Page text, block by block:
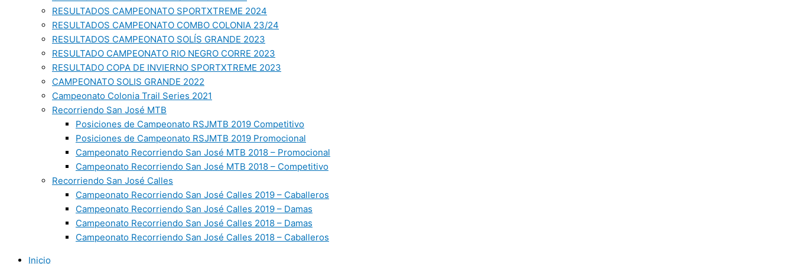
RESULTADOS CAMPEONATO SPORTXTREME 2024
RESULTADOS CAMPEONATO COMBO COLONIA 23/24
RESULTADOS CAMPEONATO SOLÍS GRANDE 2023
RESULTADO CAMPEONATO RIO NEGRO CORRE 2023
RESULTADO COPA DE INVIERNO SPORTXTREME 2023
CAMPEONATO SOLIS GRANDE 2022
Campeonato Colonia Trail Series 2021
Recorriendo San José MTB
Posiciones de Campeonato RSJMTB 2019 Competitivo
Posiciones de Campeonato RSJMTB 2019 Promocional
Campeonato Recorriendo San José MTB 2018 – Promocional
Campeonato Recorriendo San José MTB 2018 – Competitivo
Recorriendo San José Calles
Campeonato Recorriendo San José Calles 2019 – Caballeros
Campeonato Recorriendo San José Calles 2019 – Damas
Campeonato Recorriendo San José Calles 2018 – Damas
Campeonato Recorriendo San José Calles 2018 – Caballeros
Inicio